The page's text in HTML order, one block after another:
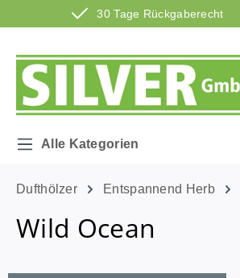
30 Tage Rückgaberecht
Hauptinhalt springen
Zur Suche springen
Zur Hauptnavigation springen
Alle Kategorien
Dufthölzer Entspannend Herb
Wild Ocean